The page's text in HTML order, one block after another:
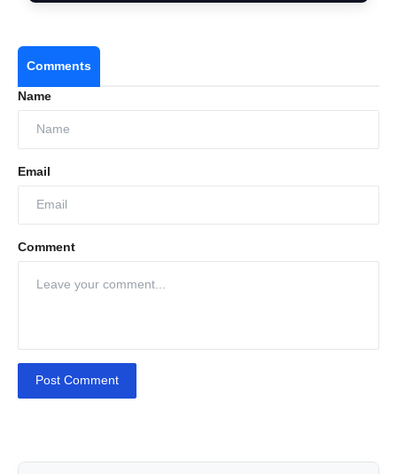
Comments
Name
Email
Comment
Post Comment